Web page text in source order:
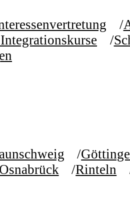
Rinteln